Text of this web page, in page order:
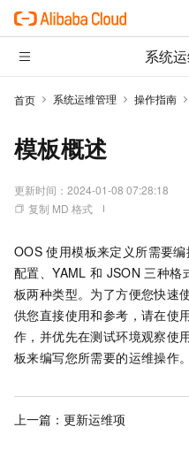
系统
首页 系统运维管理 操作指南
模板概述
更新时间： 2024-01-08 07:28:18
复制 MD 格式
OOS 使用模板来定义所需要
配置、YAML 和 JSON 三种格
板两种类型。为了方便您快速
供您直接使用和参考，请在使
作，并优先在测试环境观察使
板来编写您所需要的运维操作。
上一篇： 更新运维项